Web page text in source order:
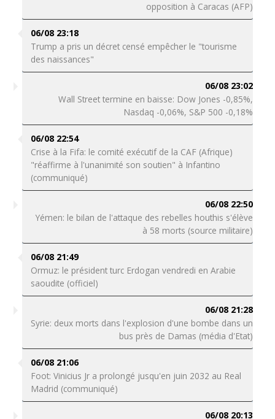
opposition à Caracas (AFP)
06/08 23:18
Trump a pris un décret censé empêcher le "tourisme
des naissances"
06/08 23:02
Wall Street termine en baisse: Dow Jones -0,85%,
Nasdaq -0,06%, S&P 500 -0,18%
06/08 22:54
Crise à la Fifa: le comité exécutif de la CAF (Afrique)
"réaffirme à l'unanimité son soutien" à Infantino
(communiqué)
06/08 22:50
Yémen: le bilan de l'attaque des rebelles houthis s'élève
à 58 morts (source militaire)
06/08 21:49
Ormuz: le président turc Erdogan vendredi en Arabie
saoudite (officiel)
06/08 21:28
Syrie: deux morts dans l'explosion d'une bombe dans un
bus près de Damas (média d'Etat)
06/08 21:06
Foot: Vinicius Jr a prolongé jusqu'en juin 2032 au Real
Madrid (communiqué)
06/08 20:13